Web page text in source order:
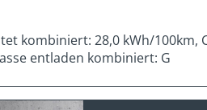
kombiniert: 28,0 kWh/100km,
entladen kombiniert: G